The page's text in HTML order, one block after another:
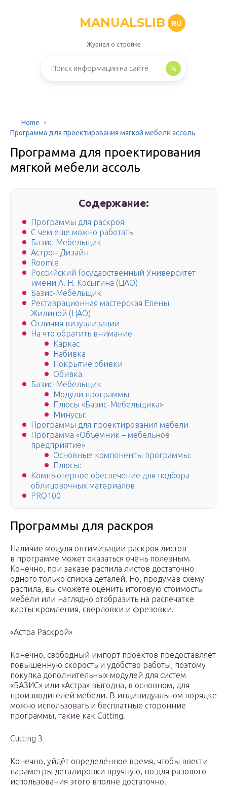
MANUALSLIB RU
Журнал о стройке
Home
Программа для проектирования мягкой мебели ассоль
Программа для проектирования
мягкой мебели ассоль
Содержание:
Программы для раскроя
С чем еще можно работать
Базис-Мебельщик
Астрон Дизайн
Roomle
Российский Государственный Университет
имени А. Н. Косыгина (ЦАО)
Базис-Мебельщик
Реставрационная мастерская Елены
Жилиной (ЦАО)
Отличия визуализации
На что обратить внимание
Каркас
Набивка
Покрытие обивки
Обивка
Базис-Мебельщик
Модули программы
Плюсы «Базис-Мебельщика»
Минусы:
Программы для проектирования мебели
Программа «Объемник – мебельное
предприятие»
Основные компоненты программы:
Плюсы:
Компьютерное обеспечение для подбора
облицовочных материалов
PRO100
Программы для раскроя
Наличие модуля оптимизации раскроя листов
в программе может оказаться очень полезным.
Конечно, при заказе распила листов достаточно
одного только списка деталей. Но, продумав схему
распила, вы сможете оценить итоговую стоимость
мебели или наглядно отобразить на распечатке
карты кромления, сверловки и фрезовки.
«Астра Раскрой»
Конечно, свободный импорт проектов предоставляет
повышенную скорость и удобство работы, поэтому
покупка дополнительных модулей для систем
«БАЗИС» или «Астра» выгодна, в основном, для
производителей мебели. В индивидуальном порядке
можно использовать и бесплатные сторонние
программы, такие как Cutting.
Cutting 3
Конечно, уйдёт определённое время, чтобы ввести
параметры деталировки вручную, но для разового
использования этого вполне достаточно.